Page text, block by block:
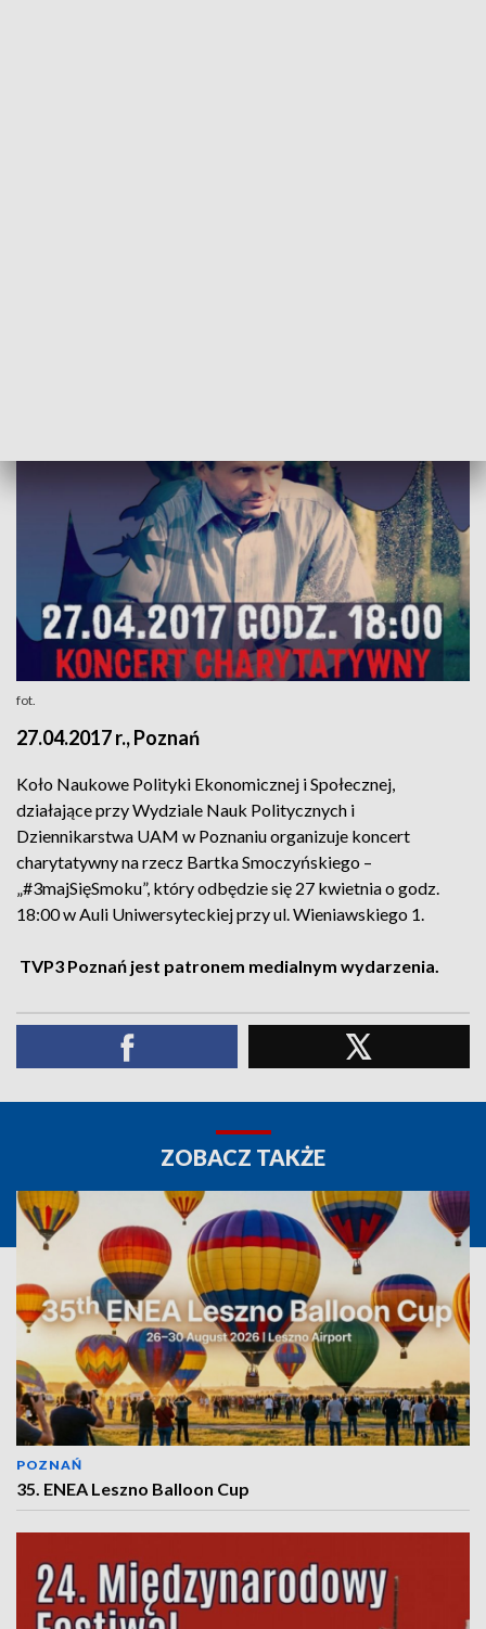
fot.
27.04.2017 r., Poznań
Koło Naukowe Polityki Ekonomicznej i Społecznej,
działające przy Wydziale Nauk Politycznych i
Dziennikarstwa UAM w Poznaniu organizuje koncert
charytatywny na rzecz Bartka Smoczyńskiego –
„#3majSięSmoku”, który odbędzie się 27 kwietnia o godz.
18:00 w Auli Uniwersyteckiej przy ul. Wieniawskiego 1.
TVP3 Poznań jest patronem medialnym wydarzenia.
ZOBACZ TAKŻE
POZNAŃ
35. ENEA Leszno Balloon Cup